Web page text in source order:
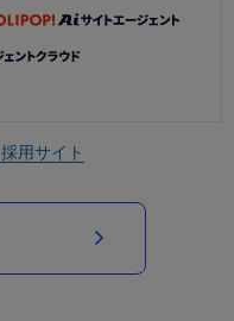
採用サイト